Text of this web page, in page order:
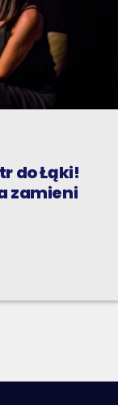
do Łąki!
zamieni